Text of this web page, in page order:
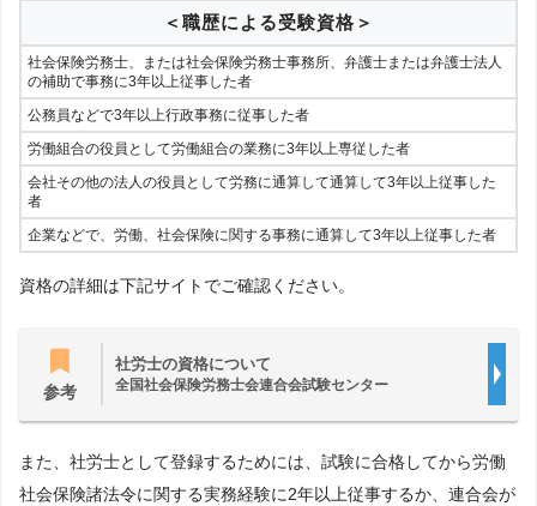
＜職歴による受験資格＞
社会保険労務士、または社会保険労務士事務所、弁護士または弁護士法人
の補助で事務に3年以上従事した者
公務員などで3年以上行政事務に従事した者
労働組合の役員として労働組合の業務に3年以上専従した者
会社その他の法人の役員として労務に通算して通算して3年以上従事した
者
企業などで、労働、社会保険に関する事務に通算して3年以上従事した者
資格の詳細は下記サイトでご確認ください。
参考
社労士の資格について
全国社会保険労務士会連合会試験センター
また、社労士として登録するためには、試験に合格してから労働
社会保険諸法令に関する実務経験に2年以上従事するか、連合会が